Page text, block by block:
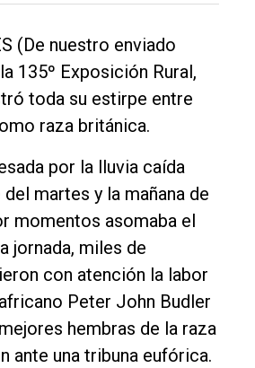
(De nuestro enviado
135º Exposición Rural,
toda su estirpe entre
raza británica.
por la lluvia caída
martes y la mañana de
momentos asomaba el
jornada, miles de
con atención la labor
Peter John Budler
hembras de la raza
ante una tribuna eufórica.